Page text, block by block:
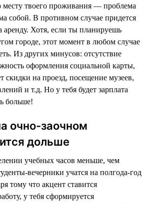
месту твоего проживания — проблема
собой. В противном случае придется
аренду. Хотя, если ты планируешь
городе, этот момент в любом случае
Из других минусов: отсутствие
оформления социальной карты,
скидки на проезд, посещение музеев,
и т.д. Но у тебя будет зарплата
больше!
очно-заочном
дольше
учебных часов меньше, чем
вечерники учатся на полгода-год
тому что акцент ставится
у тебя сформируется